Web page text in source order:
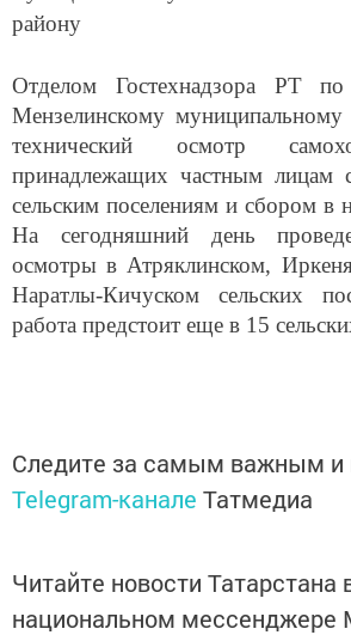
Отделом Гостехнадзора РТ
Мензелинскому муниципальному
технический осмотр
принадлежащих частным лицам
сельским поселениям и сбором в
На сегодняшний день
осмотры в Атряклинском,
Наратлы-Кичуском сельских
работа предстоит еще в 15
Следите за самым важным и
Telegram-канале Татмедиа
Читайте новости Татарстана
национальном мессенджере